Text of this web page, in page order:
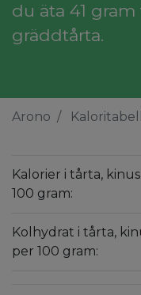
du äta 41
gräddtårta.
Arono Kaloritabell
Kalorier i tårta,
100 gram:
Kolhydrat i tårta,
per 100 gram: